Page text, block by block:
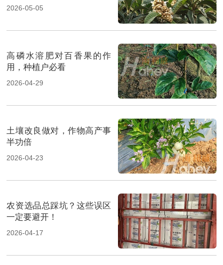
2026-05-05
高磷水溶肥对百香果的作
用，种植户必看
2026-04-29
土壤改良做对，作物高产事
半功倍
2026-04-23
农资选品总踩坑？这些误区
一定要避开！
2026-04-17